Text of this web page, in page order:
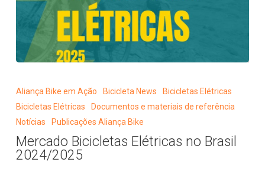
Elétricas
2024/2025
Aliança Bike em Ação Bicicleta News
Bicicletas Elétricas
Bicicletas Elétricas
Documentos e materiais de referência
Notícias
Publicações Aliança Bike
Mercado Bicicletas Elétricas no Brasil
2024/2025